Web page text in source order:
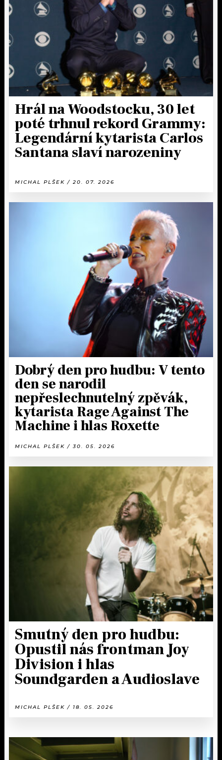
KALENDÁŘ
TRENDY
MIX
OSTATNÍ
PROGRAM
PLAYLIST
JAK NALADIT
Hrál na Woodstocku, 30 let
poté trhnul rekord Grammy:
Legendární kytarista Carlos
Santana slaví narozeniny
MICHAL PLŠEK / 20. 07. 2026
Dobrý den pro hudbu: V tento
den se narodil
nepřeslechnutelný zpěvák,
kytarista Rage Against The
Machine i hlas Roxette
MICHAL PLŠEK / 30. 05. 2026
Smutný den pro hudbu:
Opustil nás frontman Joy
Division i hlas
Soundgarden a Audioslave
MICHAL PLŠEK / 18. 05. 2026